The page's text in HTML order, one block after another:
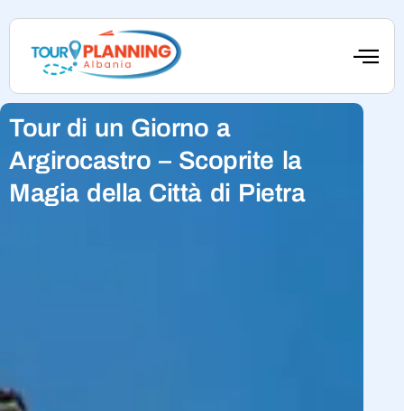
Tour di un Giorno a
Argirocastro – Scoprite la
Magia della Città di Pietra